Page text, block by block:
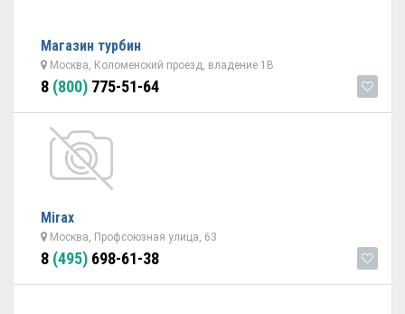
Магазин турбин
Москва, Коломенский проезд, владение 1В
8 (800) 775-51-64
Mirax
Москва, Профсоюзная улица, 63
8 (495) 698-61-38